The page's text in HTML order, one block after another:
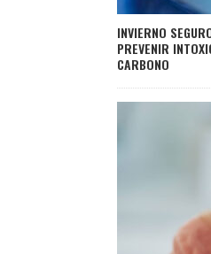
INVIERNO
PREVENIR
CARBONO